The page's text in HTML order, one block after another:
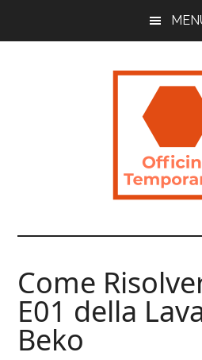
Officina
Utili
Imparare
Come
E01 della
Beko